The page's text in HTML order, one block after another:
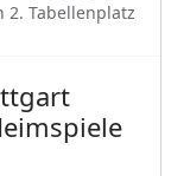
2. Tabellenplatz